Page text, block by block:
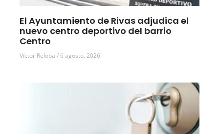
El Ayuntamiento de Rivas adjudica el
nuevo centro deportivo del barrio
Centro
Víctor Reloba 6 agosto, 2026